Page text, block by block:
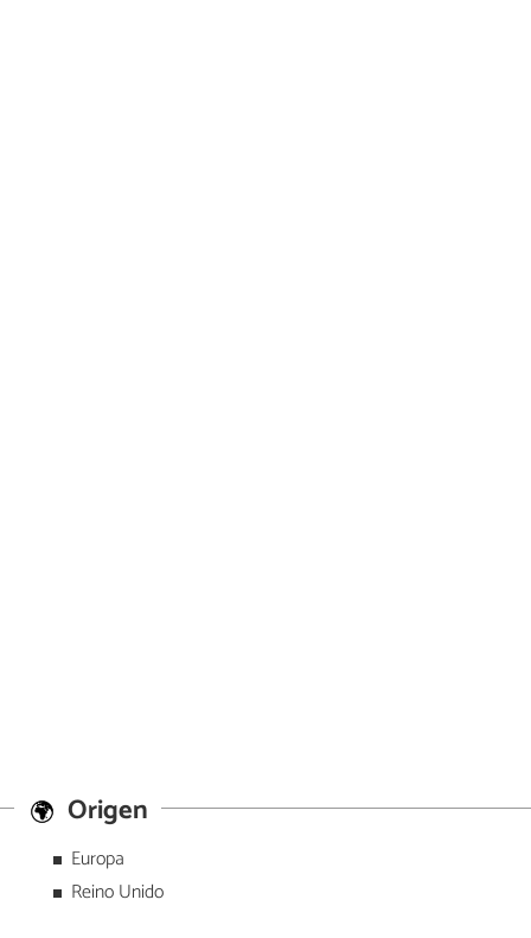
Origen
Europa
Reino Unido